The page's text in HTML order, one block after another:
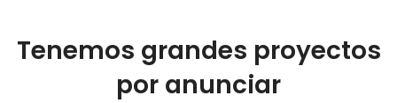
Tenemos grandes proyectos
por anunciar